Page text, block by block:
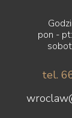
pon -
tel.